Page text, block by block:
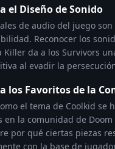
el Diseño de Sonido
de audio del juego
Reconocer los
Killer da a los Survivors
al evadir la
los Favoritos de la
el tema de Coolkid se
en la comunidad de Doom
por qué ciertas piezas
con la base de